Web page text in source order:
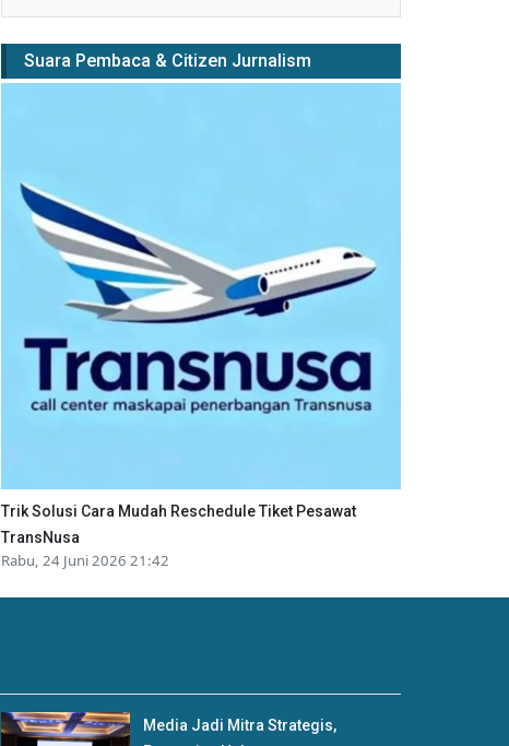
Suara Pembaca & Citizen Jurnalism
Trik Solusi Cara Mudah Reschedule Tiket Pesawat
TransNusa
Rabu, 24 Juni 2026 21:42
Media Jadi Mitra Strategis,